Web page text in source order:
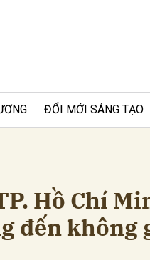
ĐỔI MỚI SÁNG TẠO
Hồ Chí
đến không